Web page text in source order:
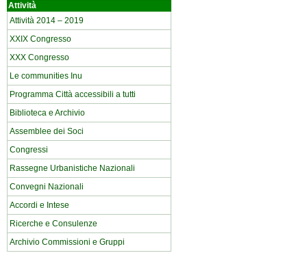
Attività
Attività 2014 – 2019
XXIX Congresso
XXX Congresso
Le communities Inu
Programma Città accessibili a tutti
Biblioteca e Archivio
Assemblee dei Soci
Congressi
Rassegne Urbanistiche Nazionali
Convegni Nazionali
Accordi e Intese
Ricerche e Consulenze
Archivio Commissioni e Gruppi